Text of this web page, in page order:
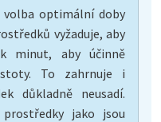
optimální doby
vyžaduje, aby
minut, aby účinně
To zahrnuje i
důkladně neusadí.
jako jsou